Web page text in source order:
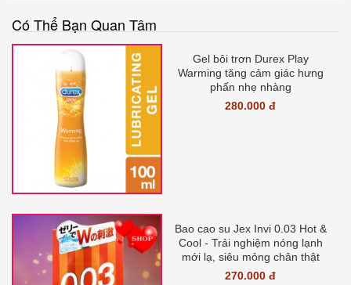
Có Thể Bạn Quan Tâm
Gel bôi trơn Durex Play
Warming tăng cảm giác hưng
phấn nhẹ nhàng
280.000 đ
Bao cao su Jex Invi 0.03 Hot &
Cool - Trải nghiệm nóng lạnh
mới lạ, siêu mỏng chân thật
270.000 đ